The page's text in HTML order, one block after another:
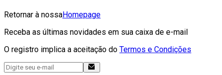
Retornar à nossaHomepage
Receba as últimas novidades em sua caixa de e-mail
O registro implica a aceitação do Termos e Condições